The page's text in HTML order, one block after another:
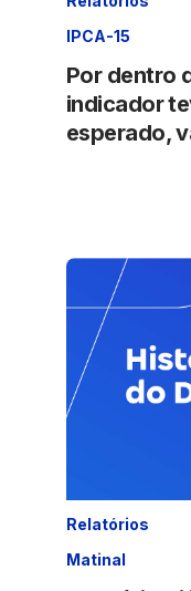
IPCA-15
Por dentro
indicador
esperado,
Relatórios
Matinal